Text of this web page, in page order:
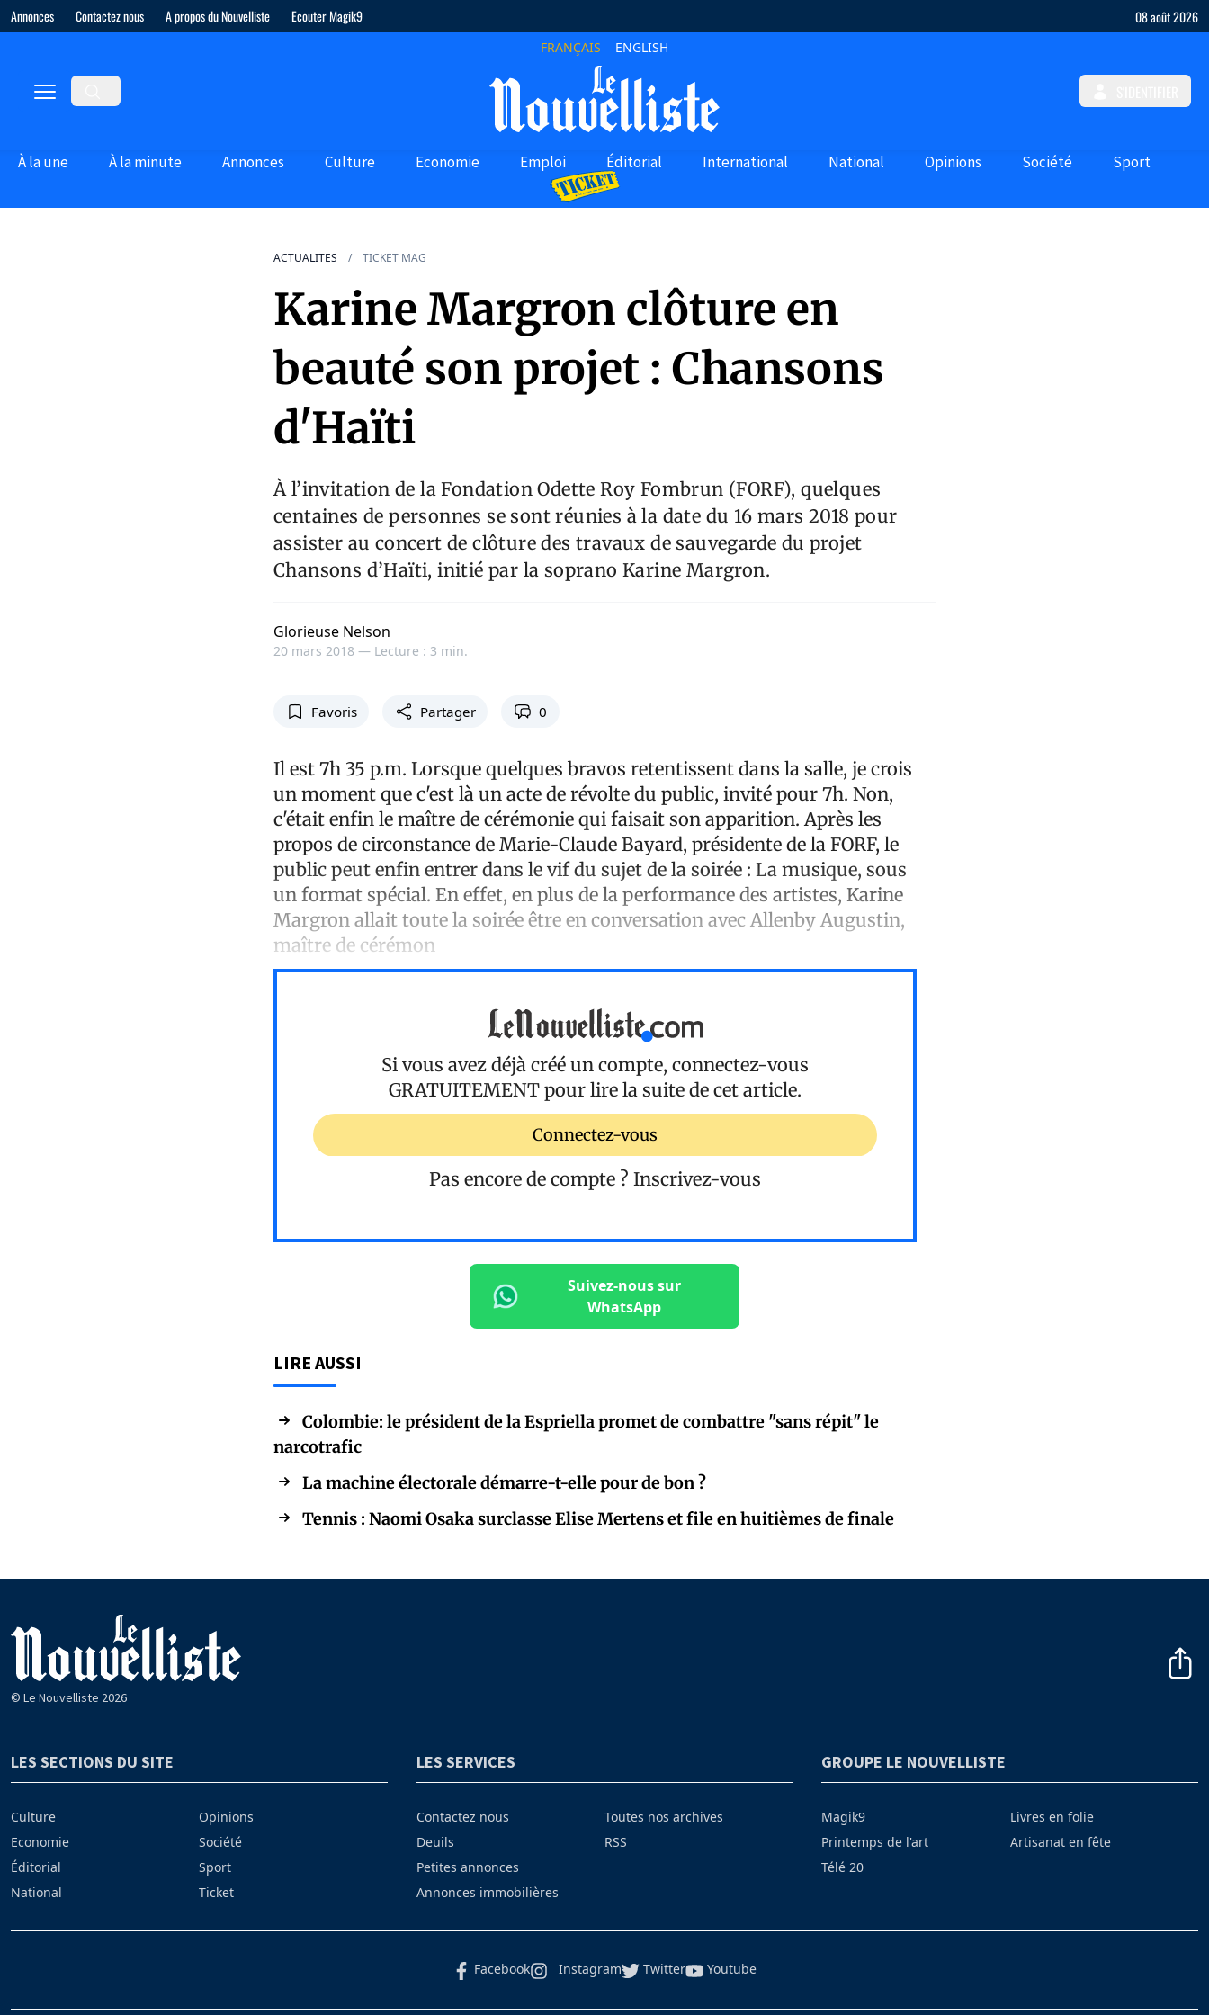
Annonces Contactez nous A propos du Nouvelliste Ecouter Magik9 08 août 2026
FRANÇAIS ENGLISH
À la une À la minute Annonces Culture Economie Emploi Éditorial International National Opinions Société Sport
ACTUALITES TICKET MAG
Karine Margron clôture en
beauté son projet : Chansons
d'Haïti
À l’invitation de la Fondation Odette Roy Fombrun (FORF), quelques
centaines de personnes se sont réunies à la date du 16 mars 2018 pour
assister au concert de clôture des travaux de sauvegarde du projet
Chansons d’Haïti, initié par la soprano Karine Margron.
Glorieuse Nelson
20 mars 2018 — Lecture : 3 min.
Favoris Partager 0
Il est 7h 35 p.m. Lorsque quelques bravos retentissent dans la salle, je crois
un moment que c'est là un acte de révolte du public, invité pour 7h. Non,
c'était enfin le maître de cérémonie qui faisait son apparition. Après les
propos de circonstance de Marie-Claude Bayard, présidente de la FORF, le
public peut enfin entrer dans le vif du sujet de la soirée : La musique, sous
un format spécial. En effet, en plus de la performance des artistes, Karine
Margron allait toute la soirée être en conversation avec Allenby Augustin,
maître de cérémon
Si vous avez déjà créé un compte, connectez-vous
GRATUITEMENT pour lire la suite de cet article.
Connectez-vous
Pas encore de compte ? Inscrivez-vous
Suivez-nous sur
WhatsApp
LIRE AUSSI
Colombie: le président de la Espriella promet de combattre "sans répit" le
narcotrafic
La machine électorale démarre-t-elle pour de bon ?
Tennis : Naomi Osaka surclasse Elise Mertens et file en huitièmes de finale
© Le Nouvelliste 2026
LES SECTIONS DU SITE
Culture
Economie
Éditorial
National
Opinions
Société
Sport
Ticket
LES SERVICES
Contactez nous
Deuils
Petites annonces
Annonces immobilières
Toutes nos archives
RSS
GROUPE LE NOUVELLISTE
Magik9
Printemps de l'art
Télé 20
Livres en folie
Artisanat en fête
Facebook Instagram Twitter Youtube